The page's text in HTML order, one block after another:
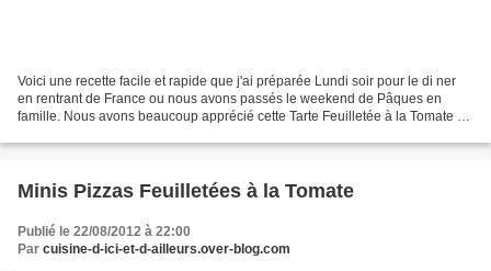
Voici une recette facile et rapide que j'ai préparée Lundi soir pour le di ner
en rentrant de France ou nous avons passés le weekend de Pâques en
famille. Nous avons beaucoup apprécié cette Tarte Feuilletée à la Tomate et
Minis Pizzas Feuilletées à la Tomate
Publié le 22/08/2012 à 22:00
Par cuisine-d-ici-et-d-ailleurs.over-blog.com